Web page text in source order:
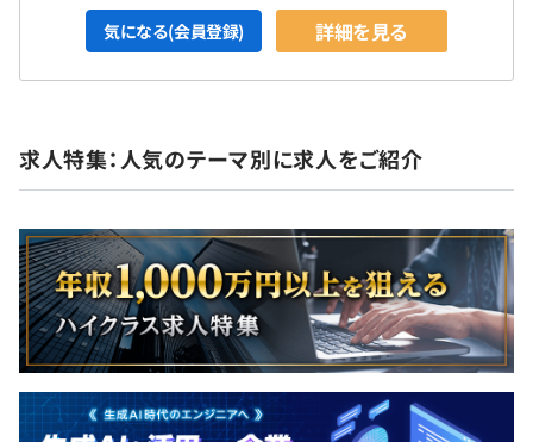
経理2名
営業2名
システム開発事業部30名
【エンジニアの内訳】
現時点では全員Webアプリケーション開発エンジニアで
（雑魚雑魚SES時代から、気合でロースキル案件とらず、
100％エンジニア育成路線でやってきた。）
気になる(会員登録) 詳細を見る
求人特集：人気のテーマ別に求人をご紹介